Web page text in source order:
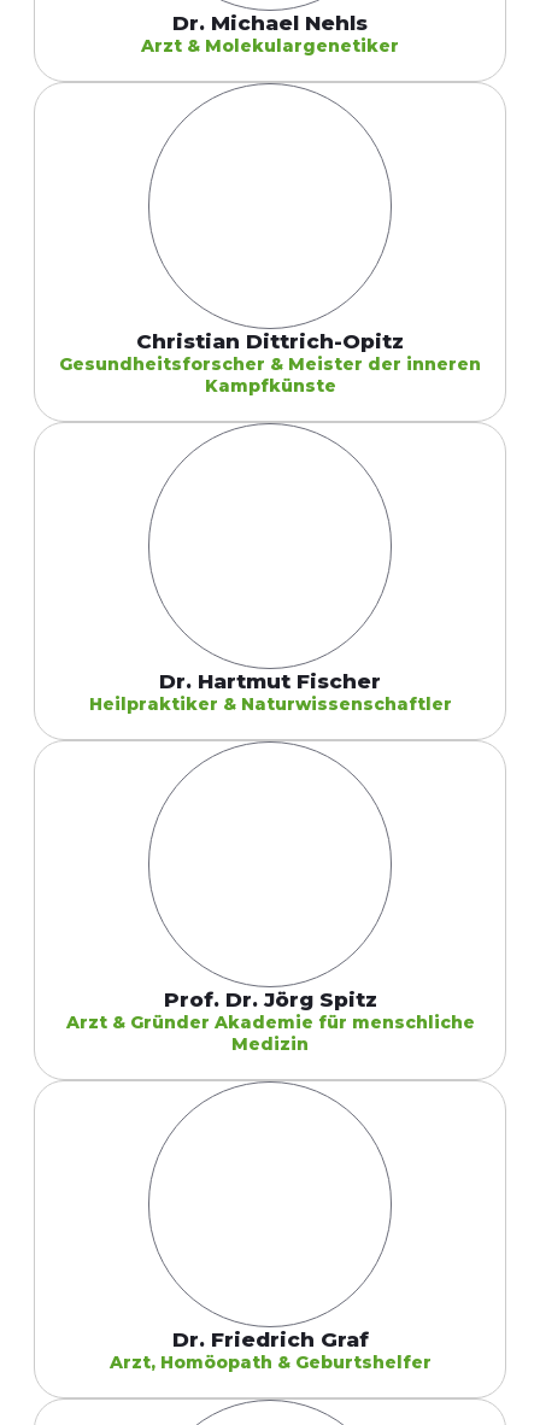
Dr. Michael Nehls
Arzt & Molekulargenetiker
Christian Dittrich-Opitz
Gesundheitsforscher & Meister der inneren
Kampfkünste
Dr. Hartmut Fischer
Heilpraktiker & Naturwissenschaftler
Prof. Dr. Jörg Spitz
Arzt & Gründer Akademie für menschliche
Medizin
Dr. Friedrich Graf
Arzt, Homöopath & Geburtshelfer